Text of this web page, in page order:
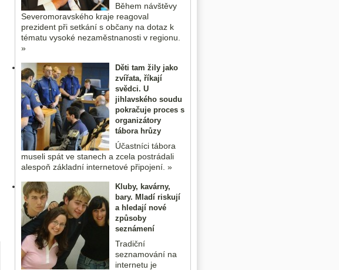
Během návštěvy
Severomoravského kraje reagoval
prezident při setkání s občany na dotaz k
tématu vysoké nezaměstnanosti v regionu.
»
Děti tam žily jako
zvířata, říkají
svědci. U
jihlavského soudu
pokračuje proces s
organizátory
tábora hrůzy
Účastníci tábora
museli spát ve stanech a zcela postrádali
alespoň základní internetové připojení. »
Kluby, kavárny,
bary. Mladí riskují
a hledají nové
způsoby
seznámení
Tradiční
seznamování na
internetu je